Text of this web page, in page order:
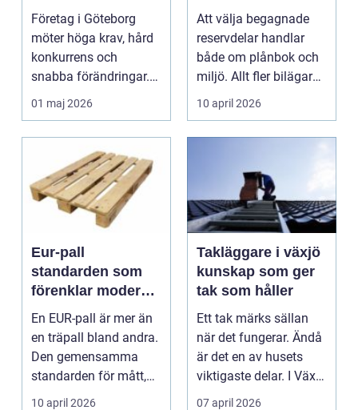
hållbar hälsa på
jobbet
Företag i Göteborg
möter höga krav, hård
konkurrens och
snabba förändringar.
Mitt i allt detta arbet...
01 maj 2026
hållbar bilvård
Att välja begagnade
reservdelar handlar
både om plånbok och
miljö. Allt fler bilägare
upptäcker hur ...
10 april 2026
Eur-pall
standarden som
förenklar modern
logistik
En EUR-pall är mer än
en träpall bland andra.
Den gemensamma
standarden för mått,
kvalitet och bärig...
10 april 2026
Takläggare i växjö
kunskap som ger
tak som håller
Ett tak märks sällan
när det fungerar. Ändå
är det en av husets
viktigaste delar. I Växjö
med snabba...
07 april 2026